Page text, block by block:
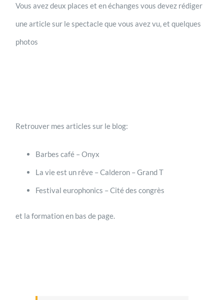
Vous avez deux places et en échanges vous devez rédiger
une article sur le spectacle que vous avez vu, et quelques
photos
Retrouver mes articles sur le blog:
Barbes café – Onyx
La vie est un rêve – Calderon – Grand T
Festival europhonics – Cité des congrès
et la formation en bas de page.